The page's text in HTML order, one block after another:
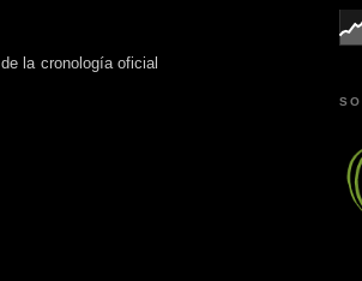
de la cronología oficial